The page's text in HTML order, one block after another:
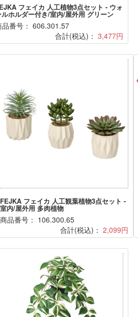
フェイカ 人工植物3点セット - ウォ
ルホルダー付き/室内/屋外用 グリーン
品番号： 606.301.57
合計(税込)： 3,477円
FEJKA フェイカ 人工観葉植物3点セット -
室内/屋外用 多肉植物
商品番号： 106.300.65
合計(税込)： 2,099円